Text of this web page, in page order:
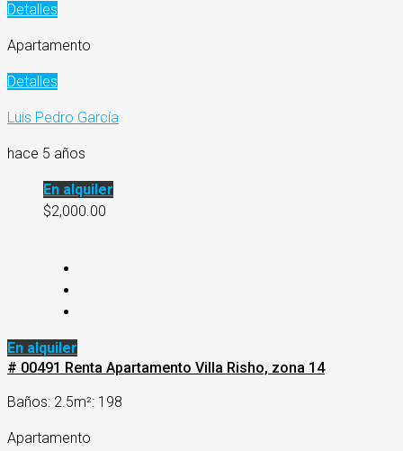
Detalles
Apartamento
Detalles
Luis Pedro García
hace 5 años
En alquiler
$2,000.00
En alquiler
# 00491 Renta Apartamento Villa Risho, zona 14
Baños: 2.5m²: 198
Apartamento